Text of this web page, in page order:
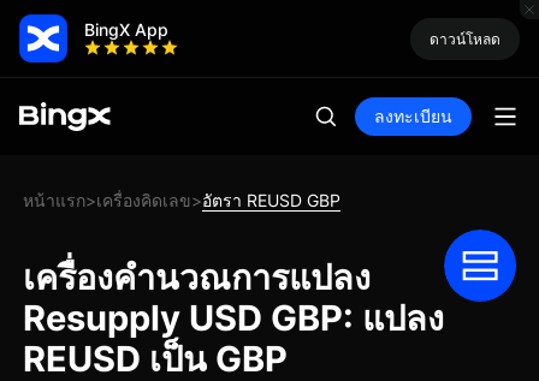
BingX App ดาวน์โหลด
ลงทะเบียน
หน้าแรก>เครื่องคิดเลข>อัตรา REUSD GBP
เครื่องคำนวณการแปลง
Resupply USD GBP: แปลง
REUSD เป็น GBP